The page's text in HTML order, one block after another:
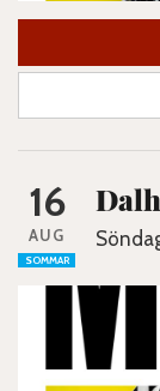
16
AUG
SOMMAR